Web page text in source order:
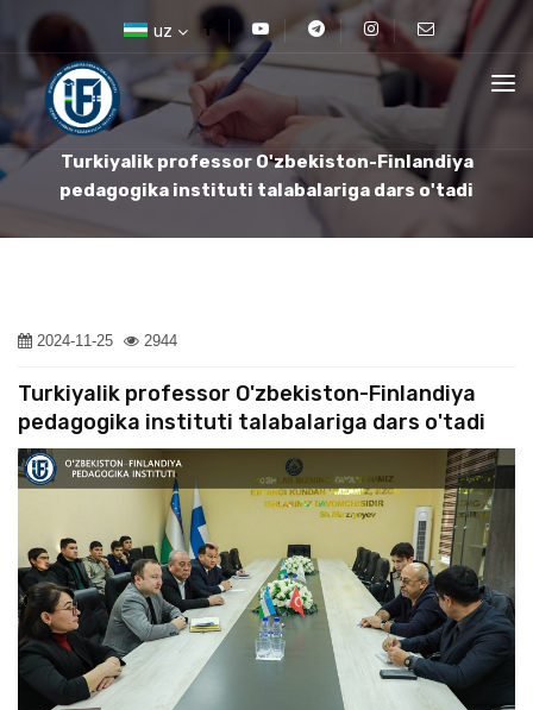
uz
Turkiyalik professor O'zbekiston-Finlandiya
pedagogika instituti talabalariga dars o'tadi
2024-11-25 2944
Turkiyalik professor O'zbekiston-Finlandiya
pedagogika instituti talabalariga dars o'tadi